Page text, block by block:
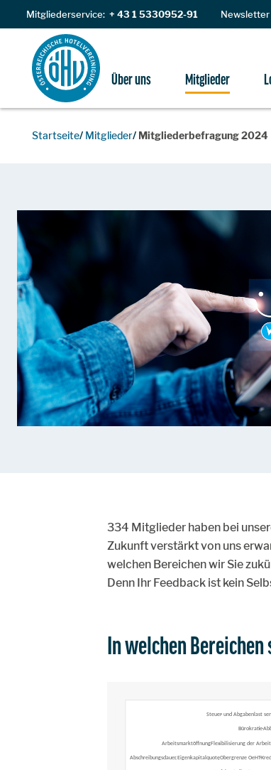
Zum Inhalt
Mitgliederservice: + 43 1 5330952-91 Newsletter
Über uns Mitglieder
Startseite Mitglieder Mitgliederbefragung 2024
334 Mitglieder haben bei
Zukunft verstärkt von uns
welchen Bereichen wir Sie
Denn Ihr Feedback ist kein
In welchen